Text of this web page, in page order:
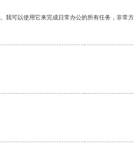
可以使用它来完成日常办公的所有任务，非常方